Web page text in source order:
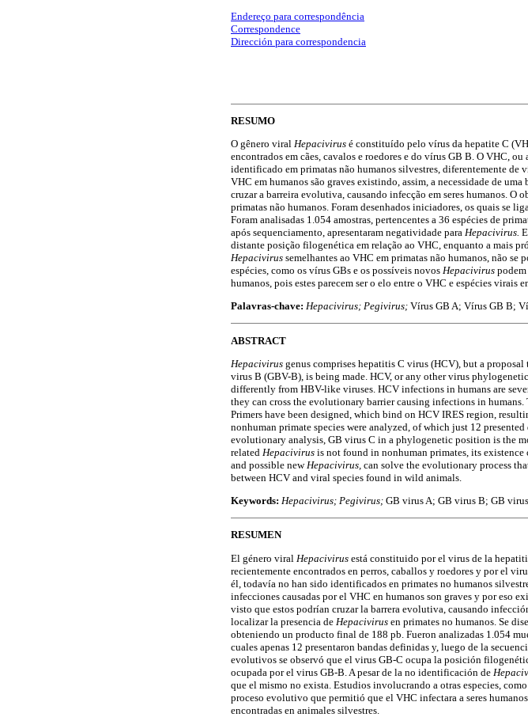
Endereço para correspondência
Correspondence
Dirección para correspondencia
RESUMO
O gênero viral Hepacivirus é constituído pelo vírus da hepatite C
encontrados em cães, cavalos e roedores e do vírus GB B. O VHC,
identificado em primatas não humanos silvestres, diferentemente de
VHC em humanos são graves existindo, assim, a necessidade de
cruzar a barreira evolutiva, causando infecção em seres humanos. O
primatas não humanos. Foram desenhados iniciadores, os quais se
Foram analisadas 1.054 amostras, pertencentes a 36 espécies de
após sequenciamento, apresentaram negatividade para Hepacivirus.
distante posição filogenética em relação ao VHC, enquanto a mais
Hepacivirus semelhantes ao VHC em primatas não humanos, não
espécies, como os vírus GBs e os possíveis novos Hepacivirus
humanos, pois estes parecem ser o elo entre o VHC e espécies virais
Palavras-chave: Hepacivirus; Pegivirus; Vírus GB A; Vírus GB B;
ABSTRACT
Hepacivirus genus comprises hepatitis C virus (HCV), but a
virus B (GBV-B), is being made. HCV, or any other virus
differently from HBV-like viruses. HCV infections in humans are
they can cross the evolutionary barrier causing infections in
Primers have been designed, which bind on HCV IRES region,
nonhuman primate species were analyzed, of which just 12
evolutionary analysis, GB virus C in a phylogenetic position is the
related Hepacivirus is not found in nonhuman primates, its
and possible new Hepacivirus, can solve the evolutionary process
between HCV and viral species found in wild animals.
Keywords: Hepacivirus; Pegivirus; GB virus A; GB virus B; GB
RESUMEN
El género viral Hepacivirus está constituido por el virus de la
recientemente encontrados en perros, caballos y roedores y por el
él, todavía no han sido identificados en primates no humanos
infecciones causadas por el VHC en humanos son graves y por eso
visto que estos podrían cruzar la barrera evolutiva, causando
localizar la presencia de Hepacivirus en primates no humanos. Se
obteniendo un producto final de 188 pb. Fueron analizadas 1.054
cuales apenas 12 presentaron bandas definidas y, luego de la
evolutivos se observó que el virus GB-C ocupa la posición
ocupada por el virus GB-B. A pesar de la no identificación de
que el mismo no exista. Estudios involucrando a otras especies,
proceso evolutivo que permitió que el VHC infectara a seres
encontradas en animales silvestres.